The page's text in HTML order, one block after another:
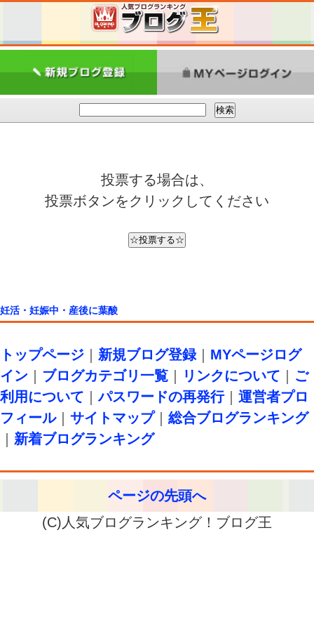
投票する場合は、
投票ボタンをクリックしてください
妊活・妊娠中・産後に葉酸
トップページ 新規ブログ登録｜ MYページログ
イン
ブログカテゴリ一覧 リンクについて
ご
利用について ｜パスワードの再発行｜ 運営者プロ
フィール｜ サイトマップ｜ 総合ブログランキング
新着ブログランキング
ページの先頭へ
(C)人気ブログランキング！ブログ王